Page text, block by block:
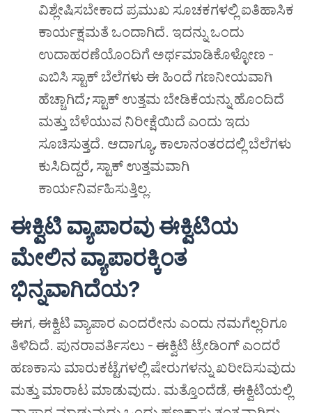
ವಿಶ್ಲೇಷಿಸಬೇಕಾದ ಪ್ರಮುಖ ಸೂಚಕಗಳಲ್ಲಿ ಐತಿಹಾಸಿಕ
ಕಾರ್ಯಕ್ಷಮತೆ ಒಂದಾಗಿದೆ. ಇದನ್ನು ಒಂದು
ಉದಾಹರಣೆಯೊಂದಿಗೆ ಅರ್ಥಮಾಡಿಕೊಳ್ಳೋಣ -
ಎಬಿಸಿ ಸ್ಟಾಕ್ ಬೆಲೆಗಳು ಈ ಹಿಂದೆ ಗಣನೀಯವಾಗಿ
ಹೆಚ್ಚಾಗಿದೆ;ಸ್ಟಾಕ್ ಉತ್ತಮ ಬೇಡಿಕೆಯನ್ನು ಹೊಂದಿದೆ
ಮತ್ತು ಬೆಳೆಯುವ ನಿರೀಕ್ಷೆಯಿದೆ ಎಂದು ಇದು
ಸೂಚಿಸುತ್ತದೆ. ಆದಾಗ್ಯೂ, ಕಾಲಾನಂತರದಲ್ಲಿ ಬೆಲೆಗಳು
ಕುಸಿದಿದ್ದರೆ, ಸ್ಟಾಕ್ ಉತ್ತಮವಾಗಿ
ಕಾರ್ಯನಿರ್ವಹಿಸುತ್ತಿಲ್ಲ.
ಈಕ್ವಿಟಿ ವ್ಯಾಪಾರವು ಈಕ್ವಿಟಿಯ
ಮೇಲಿನ ವ್ಯಾಪಾರಕ್ಕಿಂತ
ಭಿನ್ನವಾಗಿದೆಯ?
ಈಗ, ಈಕ್ವಿಟಿ ವ್ಯಾಪಾರ ಎಂದರೇನು ಎಂದು ನಮಗೆಲ್ಲರಿಗೂ
ತಿಳಿದಿದೆ. ಪುನರಾವರ್ತಿಸಲು - ಈಕ್ವಿಟಿ ಟ್ರೇಡಿಂಗ್ ಎಂದರೆ
ಹಣಕಾಸು ಮಾರುಕಟ್ಟೆಗಳಲ್ಲಿ ಷೇರುಗಳನ್ನು ಖರೀದಿಸುವುದು
ಮತ್ತು ಮಾರಾಟ ಮಾಡುವುದು. ಮತ್ತೊಂದೆಡೆ, ಈಕ್ವಿಟಿಯಲ್ಲಿ